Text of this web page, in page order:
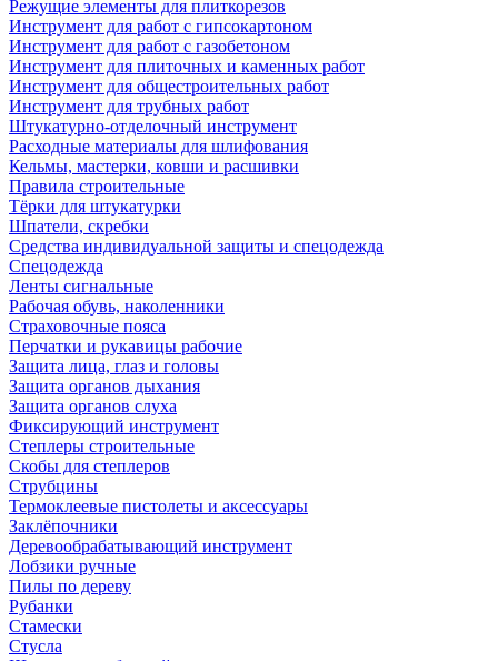
Режущие элементы для плиткорезов
Инструмент для работ с гипсокартоном
Инструмент для работ с газобетоном
Инструмент для плиточных и каменных работ
Инструмент для общестроительных работ
Инструмент для трубных работ
Штукатурно-отделочный инструмент
Расходные материалы для шлифования
Кельмы, мастерки, ковши и расшивки
Правила строительные
Тёрки для штукатурки
Шпатели, скребки
Средства индивидуальной защиты и спецодежда
Спецодежда
Ленты сигнальные
Рабочая обувь, наколенники
Страховочные пояса
Перчатки и рукавицы рабочие
Защита лица, глаз и головы
Защита органов дыхания
Защита органов слуха
Фиксирующий инструмент
Степлеры строительные
Скобы для степлеров
Струбцины
Термоклеевые пистолеты и аксессуары
Заклёпочники
Деревообрабатывающий инструмент
Лобзики ручные
Пилы по дереву
Рубанки
Стамески
Стусла